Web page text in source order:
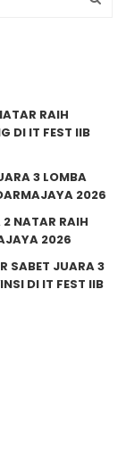
RAIH
DI IT FEST IIB
3 LOMBA
2026
NATAR RAIH
2026
SABET JUARA 3
DI IT FEST IIB